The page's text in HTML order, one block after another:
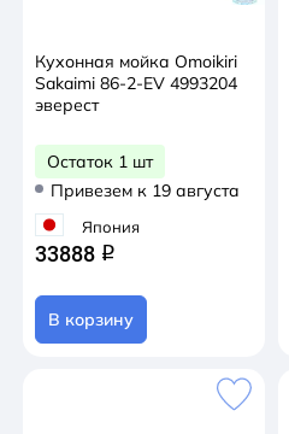
Кухонная мойка Omoikiri
Sakaimi 86-2-EV 4993204
эверест
Остаток 1 шт
Привезем к 19 августа
Япония
33888 q
В корзину